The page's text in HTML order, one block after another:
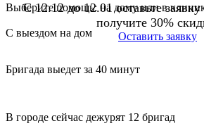
С 12.12 до 12.01 оставьте
получите 30%
Оставить заявку
Выберите помощь: на дому или в
С выездом на дом
Бригада выедет за 40 минут
В городе сейчас дежурят 12 бригад